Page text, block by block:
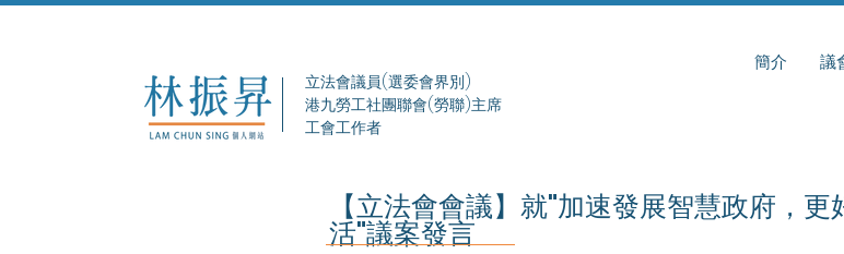
立法會議員(選委會界別)
港九勞工社團聯會(勞聯)主席
工會工作者
簡介 議
【立法會會議】就"加速發展智慧政府，
活"議案發言